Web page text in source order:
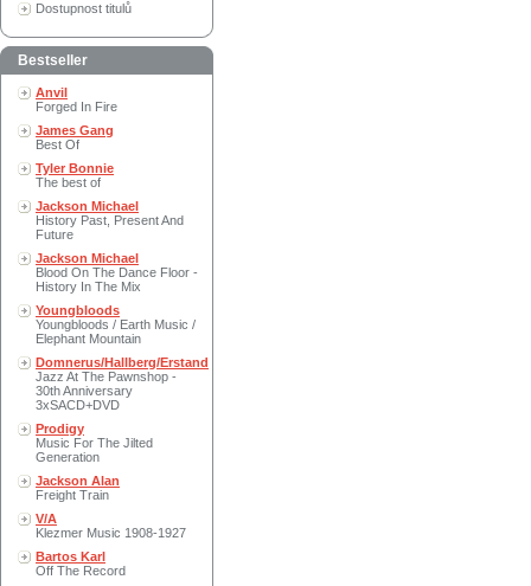
Dostupnost titulů
Bestseller
Anvil
Forged In Fire
James Gang
Best Of
Tyler Bonnie
The best of
Jackson Michael
History Past, Present And
Future
Jackson Michael
Blood On The Dance Floor -
History In The Mix
Youngbloods
Youngbloods / Earth Music /
Elephant Mountain
Domnerus/Hallberg/Erstand
Jazz At The Pawnshop -
30th Anniversary
3xSACD+DVD
Prodigy
Music For The Jilted
Generation
Jackson Alan
Freight Train
V/A
Klezmer Music 1908-1927
Bartos Karl
Off The Record